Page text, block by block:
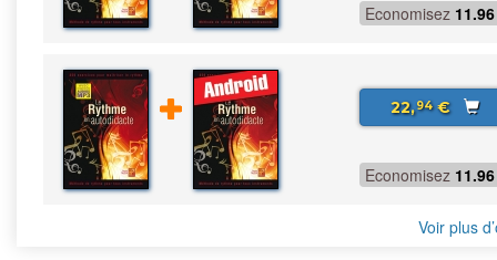
Economisez 11.96
22,94€
Economisez 11.96
Voir plus